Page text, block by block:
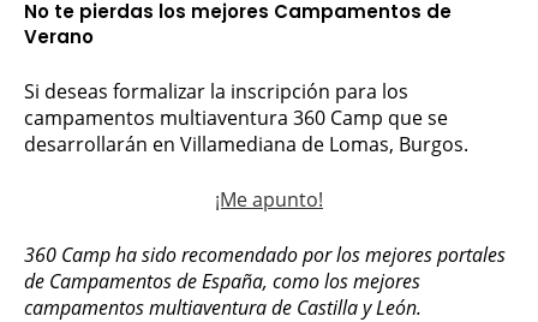
No te pierdas los mejores Campamentos de
Verano
Si deseas formalizar la inscripción para los
campamentos multiaventura 360 Camp que se
desarrollarán en Villamediana de Lomas, Burgos.
¡Me apunto!
360 Camp ha sido recomendado por los mejores portales
de Campamentos de España, como los mejores
campamentos multiaventura de Castilla y León.